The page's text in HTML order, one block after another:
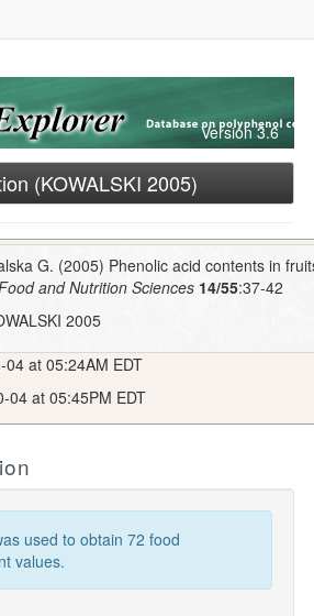
Version 3.6
(KOWALSKI 2005)
G. (2005) Phenolic acid contents in
and Nutrition Sciences 14/55:37-42
2005
at 05:24AM EDT
04 at 05:45PM EDT
used to obtain 72 food
values.